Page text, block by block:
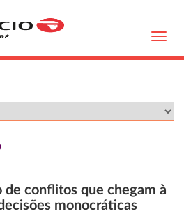
de conflitos que chegam à
monocráticas